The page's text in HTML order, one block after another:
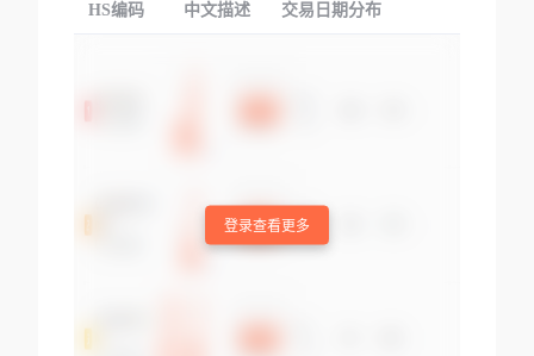
HS编码 中文描述 交易日期分布
登录查看更多